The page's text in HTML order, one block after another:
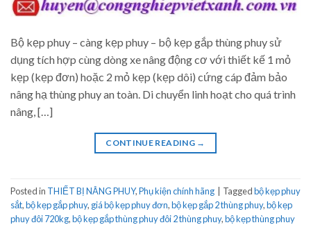
Bộ kẹp phuy – càng kẹp phuy – bộ kẹp gắp thùng phuy sử
dụng tích hợp cùng dòng xe nâng động cơ với thiết kế 1 mỏ
kẹp (kẹp đơn) hoặc 2 mỏ kẹp (kẹp dôi) cứng cáp đảm bảo
nâng hạ thùng phuy an toàn. Di chuyển linh hoạt cho quá trình
nâng, […]
CONTINUE READING →
Posted in THIẾT BỊ NÂNG PHUY,Phụ kiện chính hãng Taggedbộ kẹp phuy
sắt,bộ kẹp gắp phuy, giá bộ kẹp phuy đơn,bộ kẹp gắp 2 thùng phuy,bộ kẹp
phuy đôi 720kg,bộ kẹp gắp thùng phuy đôi 2 thùng phuy,bộ kẹp thùng phuy